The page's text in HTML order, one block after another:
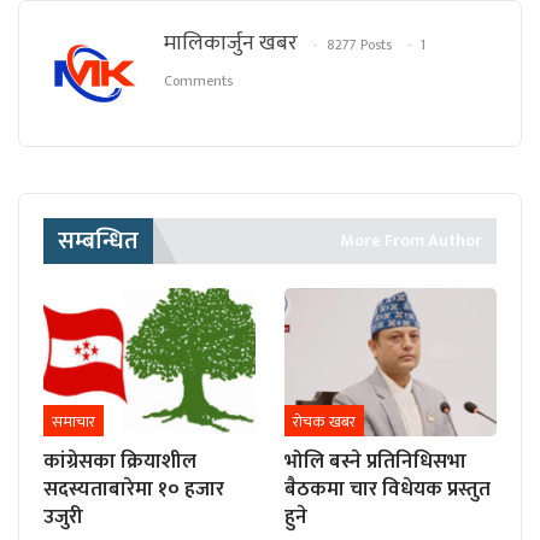
मालिकार्जुन खबर 8277 Posts
1
Comments
सम्बन्धित More From Author
समाचार
कांग्रेसका क्रियाशील
सदस्यताबारेमा १० हजार
उजुरी
रोचक खबर
भोलि बस्ने प्रतिनिधिसभा
बैठकमा चार विधेयक प्रस्तुत
हुने